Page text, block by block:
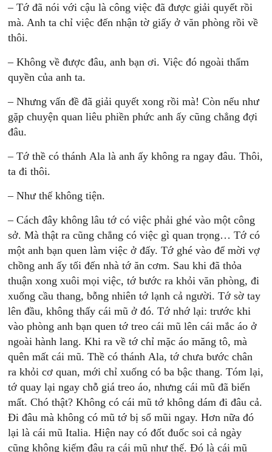
– Tớ đã nói với cậu là công việc đã được giải quyết rồi
mà. Anh ta chỉ việc đến nhận tờ giấy ở văn phòng rồi về
thôi.
– Không về được đâu, anh bạn ơi. Việc đó ngoài thẩm
quyền của anh ta.
– Nhưng vấn đề đã giải quyết xong rồi mà! Còn nếu như
gặp chuyện quan liêu phiền phức anh ấy cũng chẳng đợi
đâu.
– Tớ thề có thánh Ala là anh ấy không ra ngay đâu. Thôi,
ta đi thôi.
– Như thế không tiện.
– Cách đây không lâu tớ có việc phải ghé vào một công
sở. Mà thật ra cũng chẳng có việc gì quan trọng… Tớ có
một anh bạn quen làm việc ở đấy. Tớ ghé vào để mời vợ
chồng anh ấy tối đến nhà tớ ăn cơm. Sau khi đã thỏa
thuận xong xuôi mọi việc, tớ bước ra khỏi văn phòng, đi
xuống cầu thang, bỗng nhiên tớ lạnh cả người. Tớ sờ tay
lên đầu, không thấy cái mũ ở đó. Tớ nhớ lại: trước khi
vào phòng anh bạn quen tớ treo cái mũ lên cái mắc áo ở
ngoài hành lang. Khi ra về tớ chỉ mặc áo măng tô, mà
quên mất cái mũ. Thề có thánh Ala, tớ chưa bước chân
ra khỏi cơ quan, mới chỉ xuống có ba bậc thang. Tóm lại,
tớ quay lại ngay chỗ giá treo áo, nhưng cái mũ đã biến
mất. Chó thật? Không có cái mũ tớ không dám đi đâu cả.
Đi đâu mà không có mũ tớ bị sổ mũi ngay. Hơn nữa đó
lại là cái mũ Italia. Hiện nay có đốt đuốc soi cả ngày
cũng không kiếm đâu ra cái mũ như thế. Đó là cái mũ